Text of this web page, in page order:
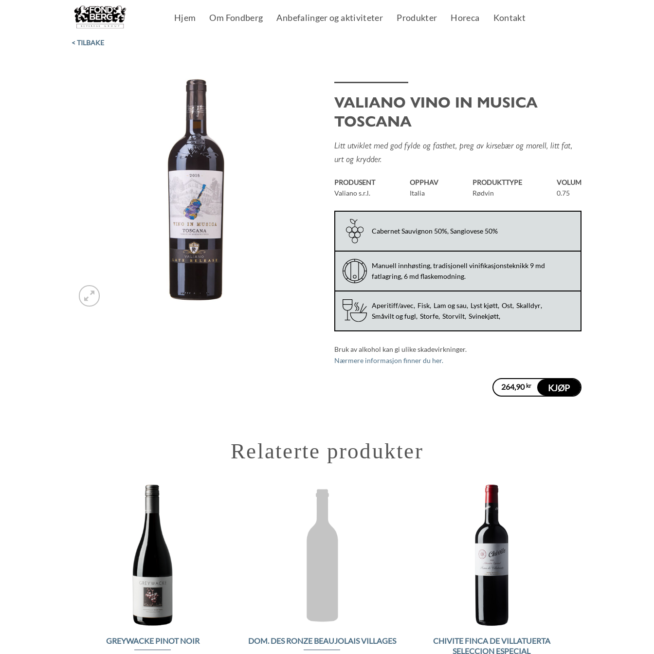
Hjem Om Fondberg Anbefalinger og aktiviteter Produkter Horeca Kontakt
< TILBAKE
VALIANO VINO IN MUSICA
TOSCANA
Litt utviklet med god fylde og fasthet, preg av kirsebær og morell, litt fat,
urt og krydder.
PRODUSENT
Valiano s.r.l.
OPPHAV
Italia
PRODUKTTYPE
Rødvin
VOLUM
0.75
Cabernet Sauvignon 50%, Sangiovese 50%
Manuell innhøsting, tradisjonell vinifikasjonsteknikk 9 md
fatlagring, 6 md flaskemodning.
Aperitiff/avec Fisk Lam og sau Lyst kjøtt Ost Skalldyr
Småvilt og fugl Storfe Storvilt Svinekjøtt
Bruk av alkohol kan gi ulike skadevirkninger.
Nærmere informasjon finner du her.
264,90 kr KJØP
Relaterte produkter
GREYWACKE PINOT NOIR DOM. DES RONZE BEAUJOLAIS VILLAGES
CHIVITE FINCA DE VILLATUERTA
SELECCION ESPECIAL